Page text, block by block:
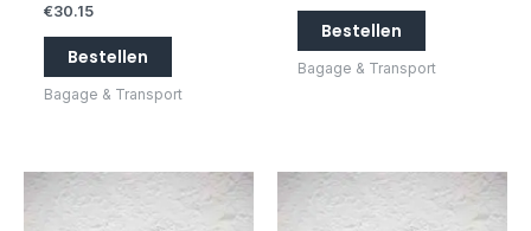
€30.15
Bestellen
Bagage & Transport
Bestellen
Bagage & Transport